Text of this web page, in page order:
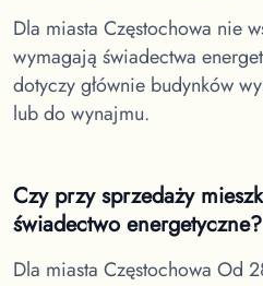
Dla miasta Częstochowa nie
wymagają świadectwa
dotyczy głównie budynków
lub do wynajmu.
Czy przy sprzedaży
świadectwo energetyczne?
Dla miasta Częstochowa Od